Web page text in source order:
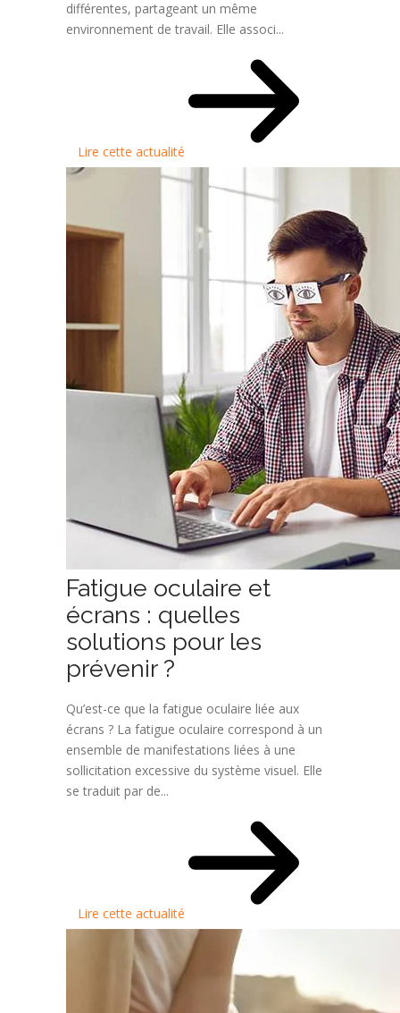
différentes, partageant un même
environnement de travail. Elle associ...
Lire cette actualité
Fatigue oculaire et
écrans : quelles
solutions pour les
prévenir ?
Qu’est-ce que la fatigue oculaire liée aux
écrans ? La fatigue oculaire correspond à un
ensemble de manifestations liées à une
sollicitation excessive du système visuel. Elle
se traduit par de...
Lire cette actualité